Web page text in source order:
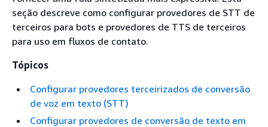
seção descreve como configurar provedores de STT de
terceiros para bots e provedores de TTS de terceiros
para uso em fluxos de contato.
Tópicos
Configurar provedores terceirizados de conversão
de voz em texto (STT)
Configurar provedores de conversão de texto em